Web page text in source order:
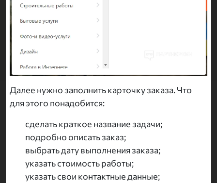
Далее нужно заполнить карточку заказа. Что
для этого понадобится:
сделать краткое название задачи;
подробно описать заказ;
выбрать дату выполнения заказа;
указать стоимость работы;
указать свои контактные данные;